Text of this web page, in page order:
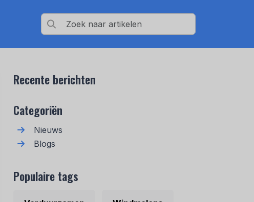
Recente berichten
Categoriën
Nieuws
Blogs
Populaire tags